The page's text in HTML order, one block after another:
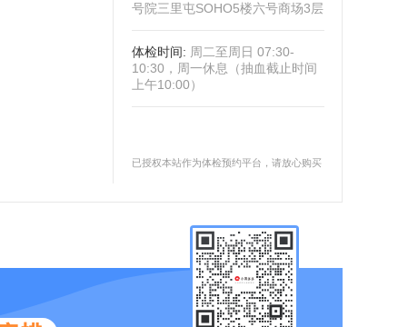
号院三里屯SOHO5楼六号商场3层
体检时间: 周二至周日 07:30-
10:30，周一休息（抽血截止时间
上午10:00）
已授权本站作为体检预约平台，请放心购买